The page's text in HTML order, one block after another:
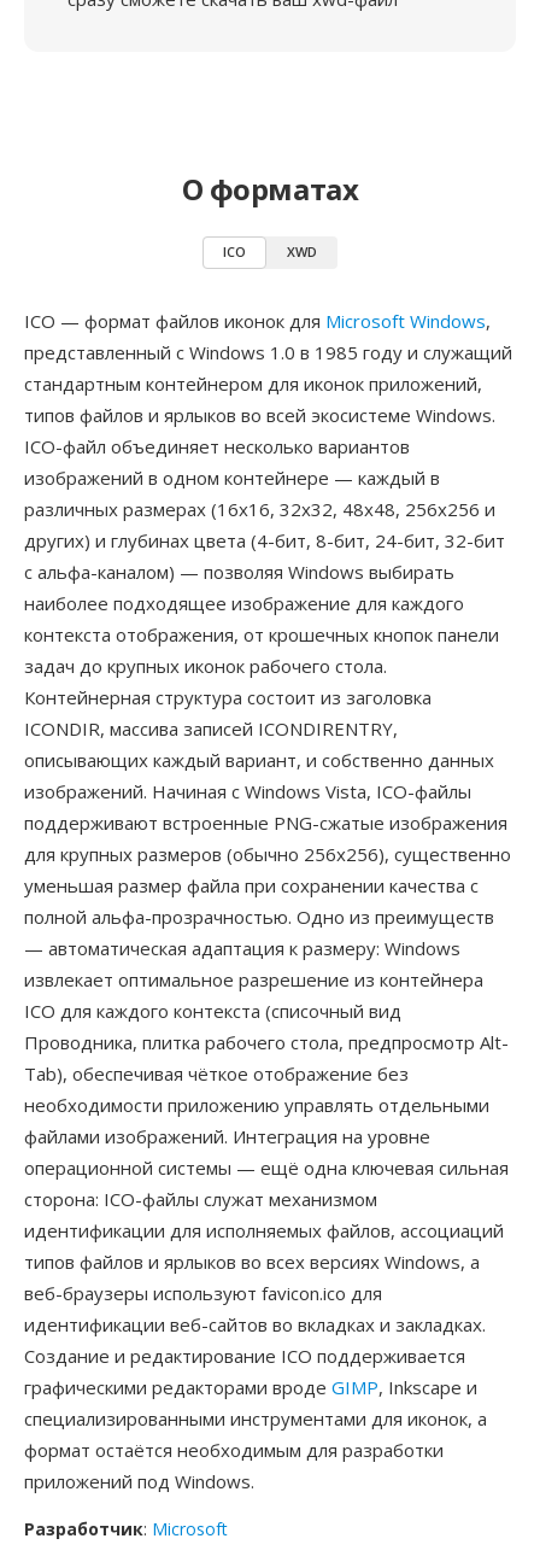
О форматах
ICO XWD
ICO — формат файлов иконок для Microsoft Windows,
представленный с Windows 1.0 в 1985 году и служащий
стандартным контейнером для иконок приложений,
типов файлов и ярлыков во всей экосистеме Windows.
ICO-файл объединяет несколько вариантов
изображений в одном контейнере — каждый в
различных размерах (16x16, 32x32, 48x48, 256x256 и
других) и глубинах цвета (4-бит, 8-бит, 24-бит, 32-бит
с альфа-каналом) — позволяя Windows выбирать
наиболее подходящее изображение для каждого
контекста отображения, от крошечных кнопок панели
задач до крупных иконок рабочего стола.
Контейнерная структура состоит из заголовка
ICONDIR, массива записей ICONDIRENTRY,
описывающих каждый вариант, и собственно данных
изображений. Начиная с Windows Vista, ICO-файлы
поддерживают встроенные PNG-сжатые изображения
для крупных размеров (обычно 256x256), существенно
уменьшая размер файла при сохранении качества с
полной альфа-прозрачностью. Одно из преимуществ
— автоматическая адаптация к размеру: Windows
извлекает оптимальное разрешение из контейнера
ICO для каждого контекста (списочный вид
Проводника, плитка рабочего стола, предпросмотр Alt-
Tab), обеспечивая чёткое отображение без
необходимости приложению управлять отдельными
файлами изображений. Интеграция на уровне
операционной системы — ещё одна ключевая сильная
сторона: ICO-файлы служат механизмом
идентификации для исполняемых файлов, ассоциаций
типов файлов и ярлыков во всех версиях Windows, а
веб-браузеры используют favicon.ico для
идентификации веб-сайтов во вкладках и закладках.
Создание и редактирование ICO поддерживается
графическими редакторами вроде GIMP, Inkscape и
специализированными инструментами для иконок, а
формат остаётся необходимым для разработки
приложений под Windows.
Разработчик: Microsoft